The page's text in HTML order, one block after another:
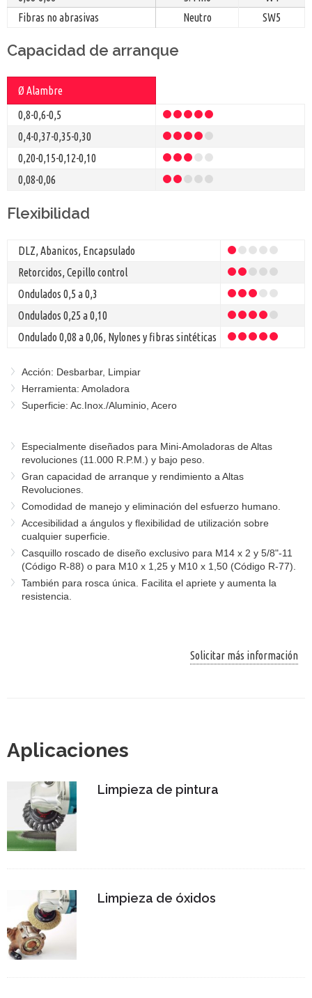
Fibras no abrasivas
Neutro SW5
Capacidad de arranque
Ø Alambre
0,8-0,6-0,5
0,4-0,37-0,35-0,30
0,20-0,15-0,12-0,10
0,08-0,06
Flexibilidad
DLZ, Abanicos, Encapsulado
Retorcidos, Cepillo control
Ondulados 0,5 a 0,3
Ondulados 0,25 a 0,10
Ondulado 0,08 a 0,06, Nylones y fibras sintéticas
Acción: Desbarbar, Limpiar
Herramienta: Amoladora
Superficie: Ac.Inox./Aluminio, Acero
Especialmente diseñados para Mini-Amoladoras de Altas
revoluciones (11.000 R.P.M.) y bajo peso.
Gran capacidad de arranque y rendimiento a Altas
Revoluciones.
Comodidad de manejo y eliminación del esfuerzo humano.
Accesibilidad a ángulos y flexibilidad de utilización sobre
cualquier superficie.
Casquillo roscado de diseño exclusivo para M14 x 2 y 5/8"-11
(Código R-88) o para M10 x 1,25 y M10 x 1,50 (Código R-77).
También para rosca única. Facilita el apriete y aumenta la
resistencia.
Solicitar más información
Aplicaciones
Limpieza de pintura
Limpieza de óxidos